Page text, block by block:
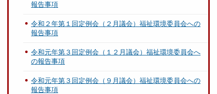
報告事項
令和２年第１回定例会（２月議会）福祉環境委員会への
報告事項
令和元年第３回定例会（１２月議会）福祉環境委員会へ
の報告事項
令和元年第３回定例会（９月議会）福祉環境委員会への
報告事項